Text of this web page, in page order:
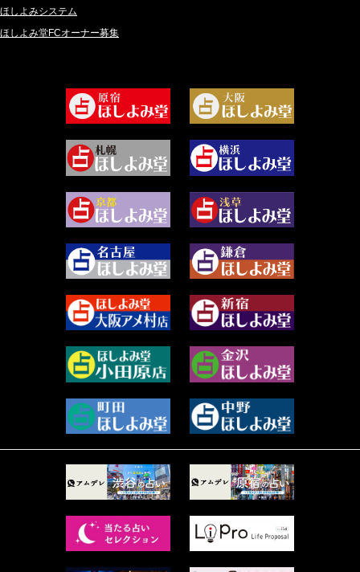
ロザリン (157)
坂宮 鈴果 (82)
尾羽奈美海 (95)
藻那ムール (2)
白丸モカ (180)
水浅葱 旬時 (150)
阿佐霧 峰麿 (37)
源 彩乃 (65)
美月マーシャ (211)
芽百マミム (737)
真巳華 - Mamika - (267)
プラタ 真寿 (163)
紅月Luru (3)
ルーカス伽豆海 (1111)
木杉泉風 (116)
桐野有民 (31)
月夜巳キメラ (4)
2024年9月 (39)
2024年8月 (45)
2024年5月 (92)
2024年3月 (49)
2024年2月 (40)
2024年1月 (63)
2023年12月 (86)
2023年11月 (67)
2023年10月 (36)
2023年9月 (37)
2023年8月 (46)
2023年7月 (59)
2023年6月 (73)
2023年4月 (73)
2023年2月 (99)
2022年12月 (72)
2022年11月 (72)
ほしよみシステム
ほしよみ堂FCオーナー募集